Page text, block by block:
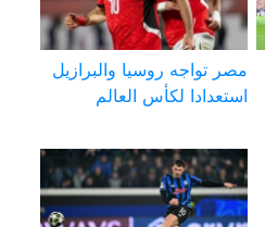
مصر تواجه روسيا والبرازيل
استعدادا لكأس العالم